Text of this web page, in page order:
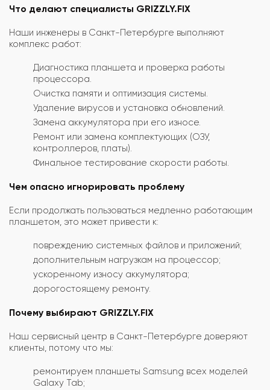
Что делают специалисты GRIZZLY.FIX
Наши инженеры в Санкт-Петербурге выполняют
комплекс работ:
Диагностика планшета и проверка работы
процессора.
Очистка памяти и оптимизация системы.
Удаление вирусов и установка обновлений.
Замена аккумулятора при его износе.
Ремонт или замена комплектующих (ОЗУ,
контроллеров, платы).
Финальное тестирование скорости работы.
Чем опасно игнорировать проблему
Если продолжать пользоваться медленно работающим
планшетом, это может привести к:
повреждению системных файлов и приложений;
дополнительным нагрузкам на процессор;
ускоренному износу аккумулятора;
дорогостоящему ремонту.
Почему выбирают GRIZZLY.FIX
Наш сервисный центр в Санкт-Петербурге доверяют
клиенты, потому что мы:
ремонтируем планшеты Samsung всех моделей
Galaxy Tab;